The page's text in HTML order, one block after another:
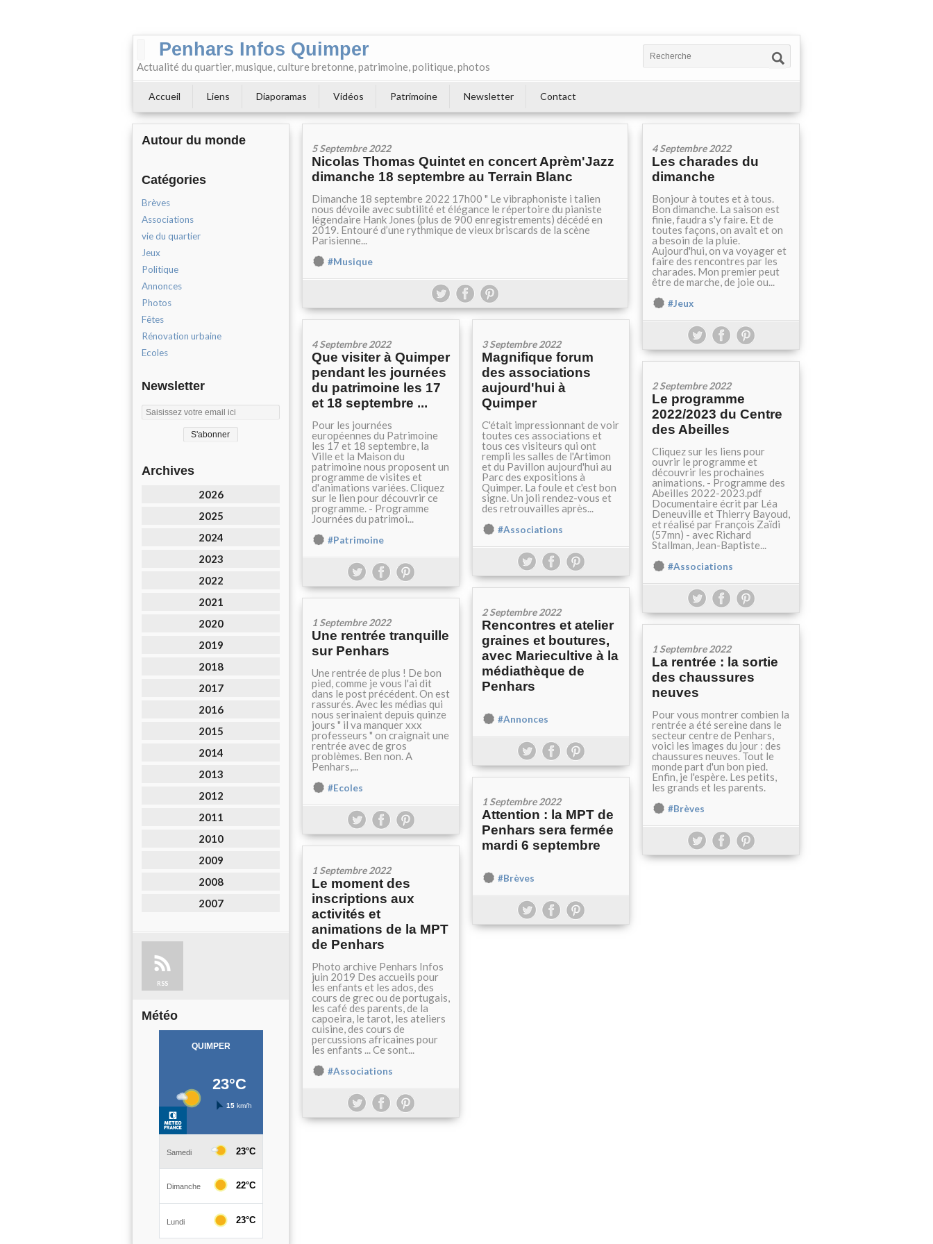
Penhars Infos Quimper
Actualité du quartier, musique, culture bretonne, patrimoine, politique, photos
Accueil Liens Diaporamas Vidéos Patrimoine Newsletter Contact
Autour du monde
Catégories
Brèves
Associations
vie du quartier
Jeux
Politique
Annonces
Photos
Fêtes
Rénovation urbaine
Ecoles
Newsletter
Archives
2026
2025
2024
2023
2022
2021
2020
2019
2018
2017
2016
2015
2014
2013
2012
2011
2010
2009
2008
2007
RSS
Météo
5 Septembre 2022
Nicolas Thomas Quintet en concert Aprèm'Jazz
dimanche 18 septembre au Terrain Blanc
Dimanche 18 septembre 2022 17h00 " Le vibraphoniste i talien
nous dévoile avec subtilité et élégance le répertoire du pianiste
légendaire Hank Jones (plus de 900 enregistrements) décédé en
2019. Entouré d’une rythmique de vieux briscards de la scène
Parisienne...
#Musique
4 Septembre 2022
Les charades du
dimanche
Bonjour à toutes et à tous.
Bon dimanche. La saison est
finie, faudra s'y faire. Et de
toutes façons, on avait et on
a besoin de la pluie.
Aujourd'hui, on va voyager et
faire des rencontres par les
charades. Mon premier peut
être de marche, de joie ou...
#Jeux
4 Septembre 2022
Que visiter à Quimper
pendant les journées
du patrimoine les 17
et 18 septembre ...
Pour les journées
européennes du Patrimoine
les 17 et 18 septembre, la
Ville et la Maison du
patrimoine nous proposent un
programme de visites et
d'animations variées. Cliquez
sur le lien pour découvrir ce
programme. - Programme
Journées du patrimoi...
#Patrimoine
3 Septembre 2022
Magnifique forum
des associations
aujourd'hui à
Quimper
C'était impressionnant de voir
toutes ces associations et
tous ces visiteurs qui ont
rempli les salles de l'Artimon
et du Pavillon aujourd'hui au
Parc des expositions à
Quimper. La foule et c'est bon
signe. Un joli rendez-vous et
des retrouvailles après...
#Associations
2 Septembre 2022
Le programme
2022/2023 du Centre
des Abeilles
Cliquez sur les liens pour
ouvrir le programme et
découvrir les prochaines
animations. - Programme des
Abeilles 2022-2023.pdf
Documentaire écrit par Léa
Deneuville et Thierry Bayoud,
et réalisé par François Zaïdi
(57mn) - avec Richard
Stallman, Jean-Baptiste...
#Associations
2 Septembre 2022
Rencontres et atelier
graines et boutures,
avec Mariecultive à la
médiathèque de
Penhars
#Annonces
1 Septembre 2022
Une rentrée tranquille
sur Penhars
Une rentrée de plus ! De bon
pied, comme je vous l'ai dit
dans le post précédent. On est
rassurés. Avec les médias qui
nous serinaient depuis quinze
jours " il va manquer xxx
professeurs " on craignait une
rentrée avec de gros
problèmes. Ben non. A
Penhars,...
#Ecoles
1 Septembre 2022
La rentrée : la sortie
des chaussures
neuves
Pour vous montrer combien la
rentrée a été sereine dans le
secteur centre de Penhars,
voici les images du jour : des
chaussures neuves. Tout le
monde part d'un bon pied.
Enfin, je l'espère. Les petits,
les grands et les parents.
#Brèves
1 Septembre 2022
Attention : la MPT de
Penhars sera fermée
mardi 6 septembre
#Brèves
1 Septembre 2022
Le moment des
inscriptions aux
activités et
animations de la MPT
de Penhars
Photo archive Penhars Infos
juin 2019 Des accueils pour
les enfants et les ados, des
cours de grec ou de portugais,
les café des parents, de la
capoeira, le tarot, les ateliers
cuisine, des cours de
percussions africaines pour
les enfants ... Ce sont...
#Associations